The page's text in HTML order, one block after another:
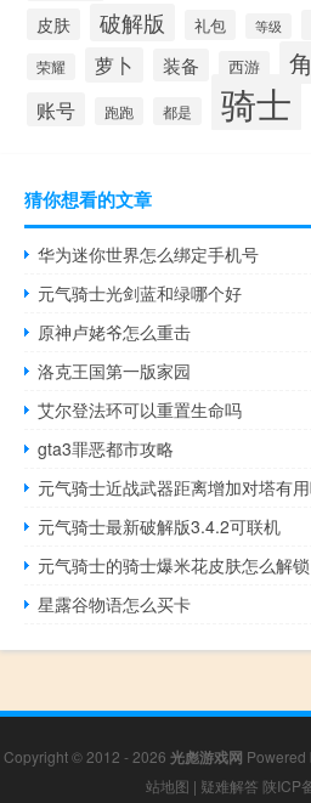
皮肤 破解版 礼包 等级
荣耀 萝卜 装备 西游
账号 跑跑 都是 骑士
猜你想看的文章
华为迷你世界怎么绑定手机号
元气骑士光剑蓝和绿哪个好
原神卢姥爷怎么重击
洛克王国第一版家园
艾尔登法环可以重置生命吗
gta3罪恶都市攻略
元气骑士近战武器距离增加对塔有
元气骑士最新破解版3.4.2可联机
元气骑士的骑士爆米花皮肤怎么解锁
星露谷物语怎么买卡
Copyright © 2012 - 2026 光彪游戏网 Powered
站地图 | 疑难解答 陕ICP